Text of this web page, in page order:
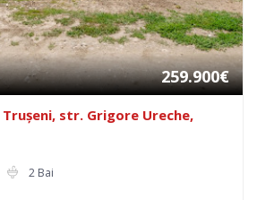
259.900€
Trușeni, str. Grigore Ureche,
2 Bai